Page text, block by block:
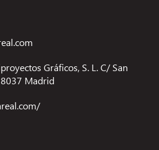
Gráficos, S. L. C/ San
Madrid